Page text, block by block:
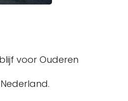
voor Ouderen